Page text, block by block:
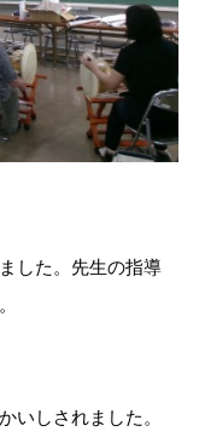
した。先生の指導
しされました。